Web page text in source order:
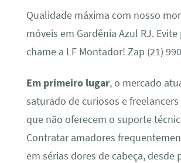
Qualidade máxima com nosso
móveis em Gardênia Azul RJ.
chame a LF Montador! Zap (21)
Em primeiro lugar, o mercado
saturado de curiosos e
que não oferecem o suporte
Contratar amadores
em sérias dores de cabeça, desde